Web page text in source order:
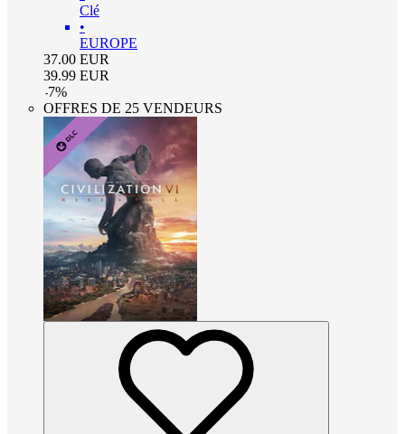
Clé
•
EUROPE
37.00 EUR
39.99 EUR
-7%
OFFRES DE 25 VENDEURS